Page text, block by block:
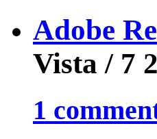
Adobe
Vista / 7
1